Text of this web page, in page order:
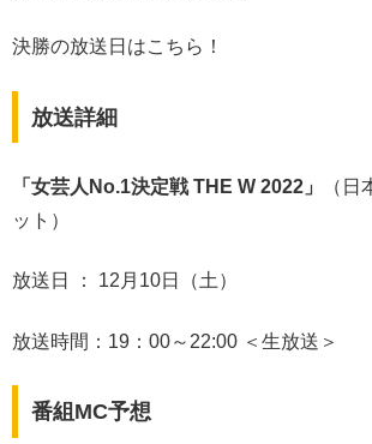
決勝の放送日はこちら！
放送詳細
「女芸人No.1決定戦 THE W 2022」
（
ット）
放送日 ： 12月10日（土）
放送時間：19：00～22:00 ＜生放送＞
番組MC予想